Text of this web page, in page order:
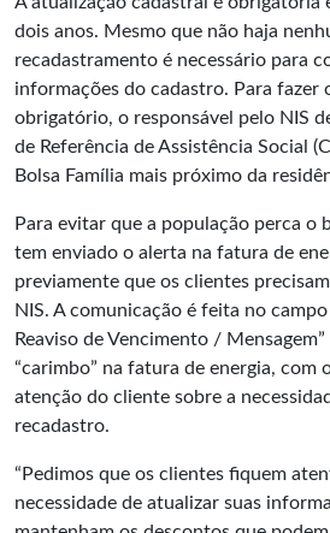
dois anos. Mesmo que não haja
recadastramento é necessário para
informações do cadastro. Para fazer
obrigatório, o responsável pelo NIS
de Referência de Assistência Social
Bolsa Família mais próximo da
Para evitar que a população perca o
tem enviado o alerta na fatura de
previamente que os clientes
NIS. A comunicação é feita no
Reaviso de Vencimento /
“carimbo” na fatura de energia, com
atenção do cliente sobre a
recadastro.
“Pedimos que os clientes fiquem
necessidade de atualizar suas